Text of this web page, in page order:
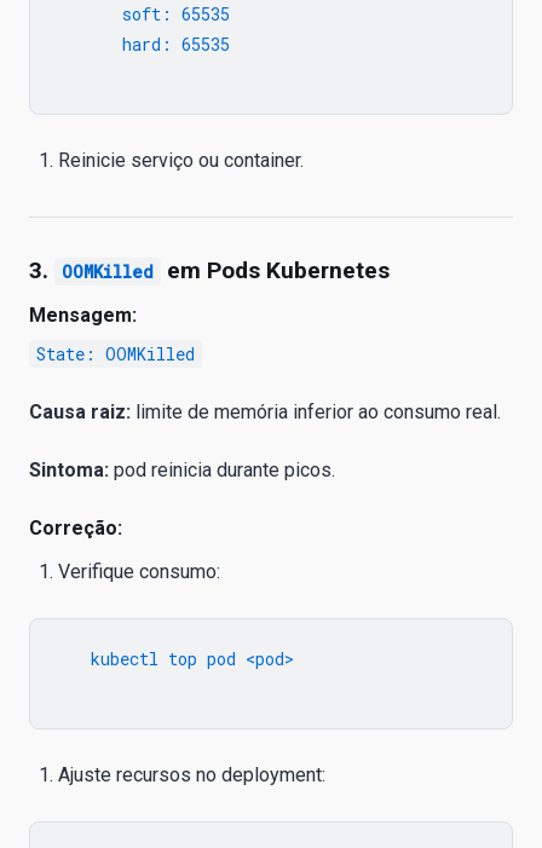
       soft: 65535
       hard: 65535
Reinicie serviço ou container.
3. OOMKilled em Pods Kubernetes
Mensagem:
State: OOMKilled
Causa raiz: limite de memória inferior ao consumo real.
Sintoma: pod reinicia durante picos.
Correção:
Verifique consumo:
   kubectl top pod <pod>
Ajuste recursos no deployment: